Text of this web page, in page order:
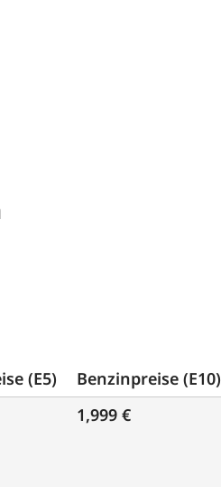
(E5)
Benzinpreise (E10)
1,999 €